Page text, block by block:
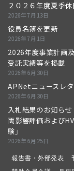
２０２６年度夏季
2026年7月13日
役員名簿を更新
2026年7月1日
2026年度事業計画
受託実績等を掲載
2026年6月30日
APNetニュースレ
2026年6月30日
入札結果のお知ら
両影響評価および
験」
2026年6月25日
報告書・外部発表